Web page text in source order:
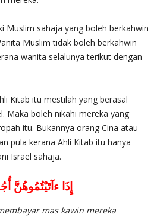
Muslim sahaja yang boleh berkahwin
Muslim tidak boleh berkahwin
wanita selalunya terikut dengan
Kitab itu mestilah yang berasal
Maka boleh nikahi mereka yang
itu. Bukannya orang Cina atau
pula kerana Ahli Kitab itu hanya
Israel sahaja.
إِذَا ءآتَيْتُمُوهُنَّ
mas kawin mereka